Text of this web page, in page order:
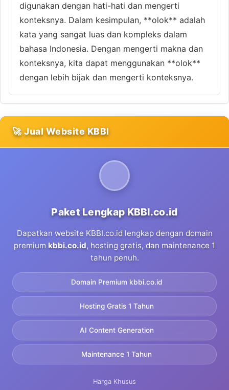
digunakan dengan hati-hati dan mengerti
konteksnya. Dalam kesimpulan, **olok** adalah
kata yang sangat luas dan kompleks dalam
bahasa Indonesia. Dengan mengerti makna dan
konteksnya, kita dapat menggunakan **olok**
dengan lebih bijak dan mengerti konteksnya.
🚀 Jual Website KBBI
Paket Lengkap KBBI.co.id
Dapatkan website KBBI.co.id lengkap dengan domain
premium kbbi.co.id, hosting gratis, dan maintenance 1
tahun penuh.
Domain Premium kbbi.co.id
Hosting Gratis 1 Tahun
AI Content Generation
Maintenance 1 Tahun
Harga Khusus